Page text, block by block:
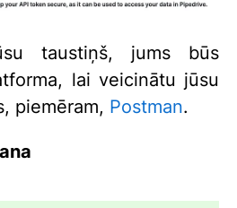
taustiņš, jums būs
lai veicinātu jūsu
piemēram, Postman.